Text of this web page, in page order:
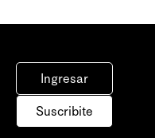
Ingresar
Suscribite